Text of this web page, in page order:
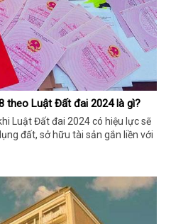
theo Luật Đất đai 2024 là gì?
Luật Đất đai 2024 có hiệu lực sẽ
đất, sở hữu tài sản gắn liền với